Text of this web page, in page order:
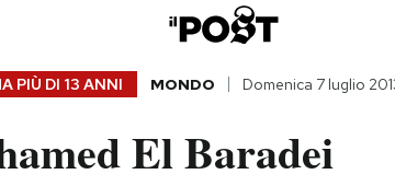
PIÙ DI 13 ANNI MONDO Domenica 7 luglio
El Baradei